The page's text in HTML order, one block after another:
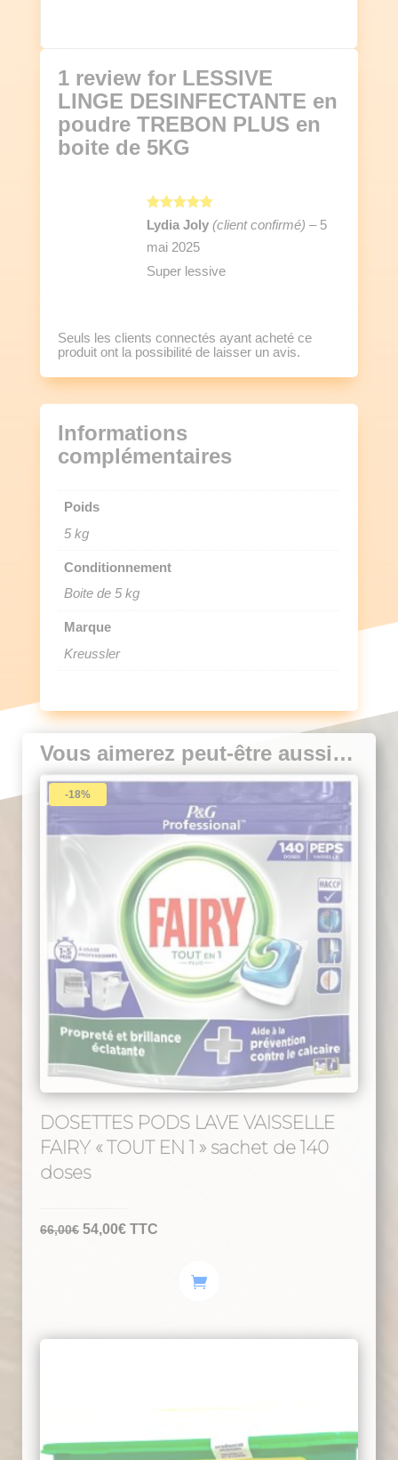
1 review for LESSIVE
LINGE DESINFECTANTE en
poudre TREBON PLUS en
boite de 5KG
Note
sur
5
Lydia Joly (client confirmé) – 5
mai 2025
Super lessive
Seuls les clients connectés ayant acheté ce
produit ont la possibilité de laisser un avis.
Informations
complémentaires
Poids
5 kg
Conditionnement
Boite de 5 kg
Marque
Kreussler
Vous aimerez peut-être aussi…
-18%
DOSETTES PODS LAVE VAISSELLE
FAIRY « TOUT EN 1 » sachet de 140
doses
66,00€ Le
54,00€Le
TTC